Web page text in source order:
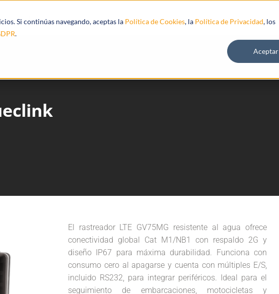
Si continúas navegando, aceptas la Política de Cookies, la Política de Privacidad, los
.
Aceptar
Integraciones Recursos
El rastreador LTE GV75MG resistente al agua ofrece
conectividad global Cat M1/NB1 con respaldo 2G y
diseño IP67 para máxima durabilidad. Funciona con
consumo cero al apagarse y cuenta con múltiples E/S,
incluido RS232, para integrar periféricos. Ideal para el
seguimiento de embarcaciones, motocicletas y